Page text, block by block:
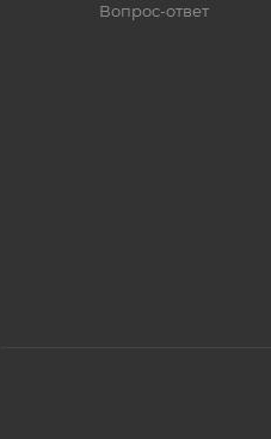
Вопрос-ответ